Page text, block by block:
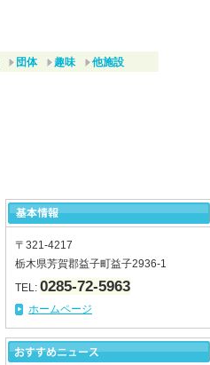
団体 趣味 他施設
〒321-4217
栃木県芳賀郡益子町益子2936-1
TEL: 0285-72-5963
ホームページ